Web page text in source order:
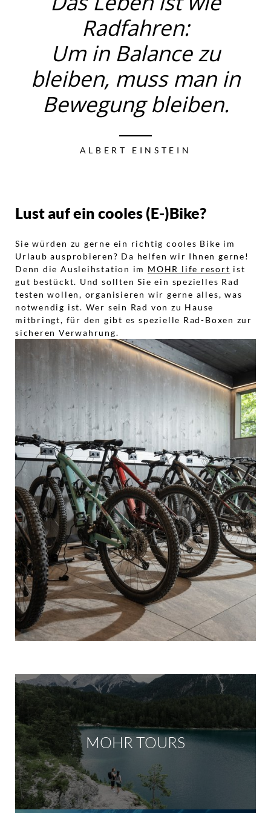
Radfahren:
Um in Balance zu
bleiben, muss man in
Bewegung bleiben.
ALBERT EINSTEIN
Lust auf ein cooles (E-)Bike?
Sie würden zu gerne ein richtig cooles Bike im
Urlaub ausprobieren? Da helfen wir Ihnen gerne!
Denn die Ausleihstation im MOHR life resort ist
gut bestückt. Und sollten Sie ein spezielles Rad
testen wollen, organisieren wir gerne alles, was
notwendig ist. Wer sein Rad von zu Hause
mitbringt, für den gibt es spezielle Rad-Boxen zur
sicheren Verwahrung.
MOHR TOURS